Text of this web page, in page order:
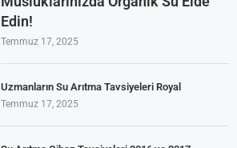
Edin!
Temmuz 17, 2025
Uzmanların Su Arıtma Tavsiyeleri Royal
Temmuz 17, 2025